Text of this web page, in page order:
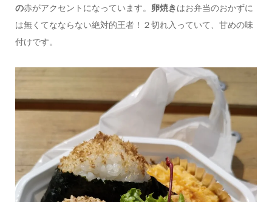
の赤がアクセントになっています。 卵焼きはお弁当のおかずに
は無くてなならない絶対的王者！２切れ入っていて、甘めの味
付けです。